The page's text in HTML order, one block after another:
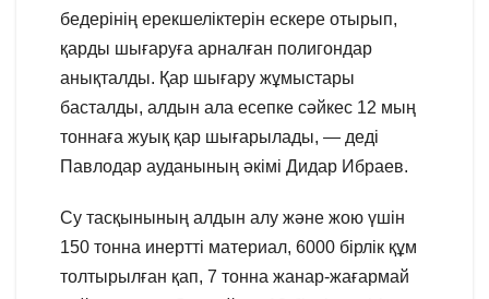
бедерінің ерекшеліктерін ескере отырып,
қарды шығаруға арналған полигондар
анықталды. Қар шығару жұмыстары
басталды, алдын ала есепке сәйкес 12 мың
тоннаға жуық қар шығарылады, — деді
Павлодар ауданының әкімі Дидар Ибраев.
Су тасқынының алдын алу және жою үшін
150 тонна инертті материал, 6000 бірлік құм
толтырылған қап, 7 тонна жанар-жағармай